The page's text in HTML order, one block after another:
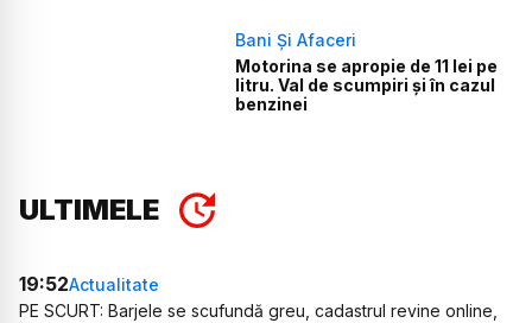
Bani Și Afaceri
Motorina se apropie de 11 lei pe
litru. Val de scumpiri și în cazul
benzinei
ULTIMELE
19:52Actualitate
PE SCURT: Barjele se scufundă greu, cadastrul revine online,